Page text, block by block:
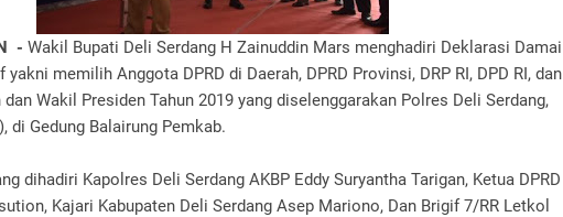
- Wakil Bupati Deli Serdang H Zainuddin Mars menghadiri Deklarasi Damai
memilih Anggota DPRD di Daerah, DPRD Provinsi, DRP RI, DPD RI, dan
Wakil Presiden Tahun 2019 yang diselenggarakan Polres Deli Serdang,
di Gedung Balairung Pemkab.
dihadiri Kapolres Deli Serdang AKBP Eddy Suryantha Tarigan, Ketua DPRD
Kajari Kabupaten Deli Serdang Asep Mariono, Dan Brigif 7/RR Letkol